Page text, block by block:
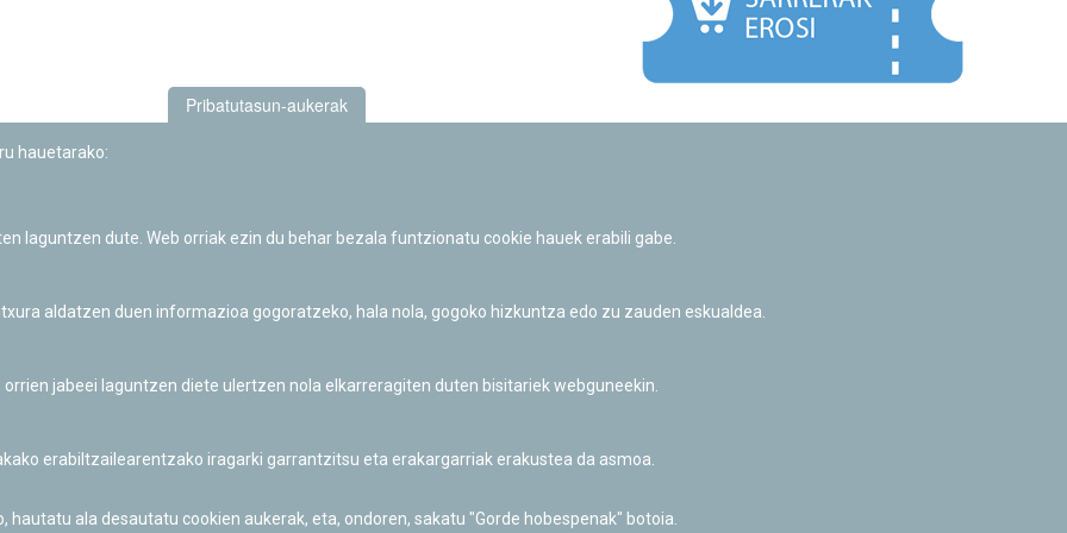
Informazio publikoa eskatzeko baimena
Pribatutasun-aukerak
hauetarako:
laguntzen dute. Web orriak ezin du behar bezala funtzionatu cookie hauek erabili gabe.
aldatzen duen informazioa gogoratzeko, hala nola, gogoko hizkuntza edo zu zauden eskualdea.
jabeei laguntzen diete ulertzen nola elkarreragiten duten bisitariek webguneekin.
erabiltzailearentzako iragarki garrantzitsu eta erakargarriak erakustea da asmoa.
ala desautatu cookien aukerak, eta, ondoren, sakatu "Gorde hobespenak" botoia.